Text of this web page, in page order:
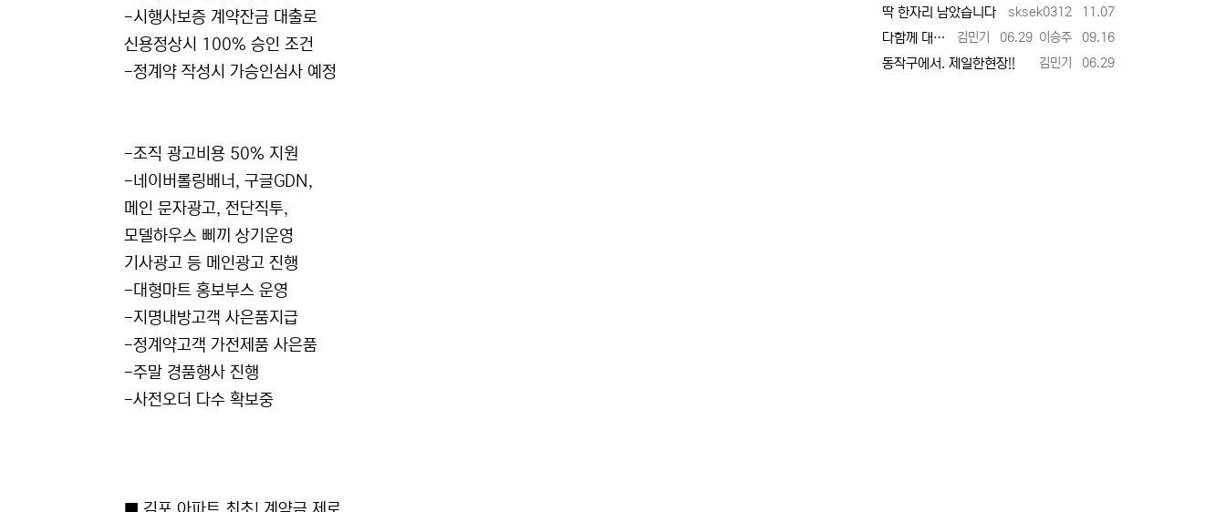
-시행사보증 계약잔금 대출로
신용정상시 100% 승인 조건
-정계약 작성시 가승인심사 예정
-조직 광고비용 50% 지원
-네이버롤링배너, 구글GDN,
메인 문자광고, 전단직투,
모델하우스 삐끼 상기운영
기사광고 등 메인광고 진행
-대형마트 홍보부스 운영
-지명내방고객 사은품지급
-정계약고객 가전제품 사은품
-주말 경품행사 진행
-사전오더 다수 확보중
등록자
sksek0312 등록일
11.07
딱 한자리 남았습니다
등록자
이승주 등록일
09.16
등록자
김민기 등록일
06.29
다함께 대박납니다.
등록자
김민기 등록일
06.29
동작구에서. 제일한현장!!